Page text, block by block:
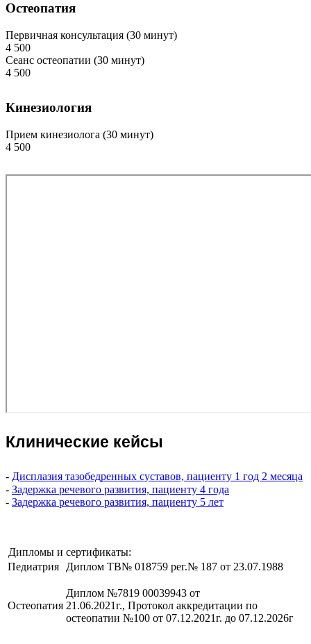
Остеопатия
Первичная консультация (30 минут)
4 500
Cеанс остеопатии (30 минут)
4 500
Кинезиология
Прием кинезиолога (30 минут)
4 500
Клинические кейсы
- Дисплазия тазобедренных суставов, пациенту 1 год 2 месяца
- Задержка речевого развития, пациенту 4 года
- Задержка речевого развития, пациенту 5 лет
Дипломы и сертификаты:
Педиатрия
Диплом ТВ№ 018759 рег.№ 187 от 23.07.1988
Остеопатия
Диплом №7819 00039943 от
21.06.2021г., Протокол аккредитации по
остеопатии №100 от 07.12.2021г. до 07.12.2026г